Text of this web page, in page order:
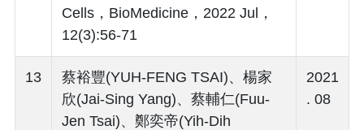
Cells，BioMedicine，2022 Jul，
12(3):56-71
13
蔡裕豐(YUH-FENG TSAI)、楊家
欣(Jai-Sing Yang)、蔡輔仁(Fuu-
Jen Tsai)、鄭奕帝(Yih-Dih
2021
. 08